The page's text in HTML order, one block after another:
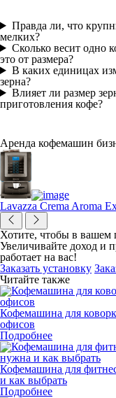
Правда ли, что
мелких?
Сколько весит одно
это от размера?
В каких единицах
зерна?
Влияет ли размер
приготовления кофе?
Аренда кофемашин
Lavazza Crema Aroma
Хотите, чтобы в вашем
Увеличивайте доход и
работает на вас!
Заказать установку
Читайте также
Кофемашина для
офисов
Подробнее
Кофемашина для
и как выбрать
Подробнее